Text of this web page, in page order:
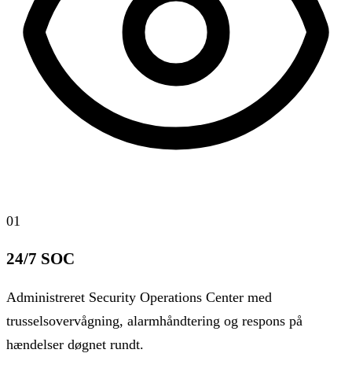
01
24/7 SOC
Administreret Security Operations Center med
trusselsovervågning, alarmhåndtering og respons på
hændelser døgnet rundt.